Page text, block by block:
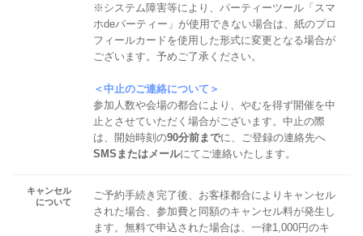
※システム障害等により、パーティーツール「スマ
ホdeパーティー」が使用できない場合は、紙のプロ
フィールカードを使用した形式に変更となる場合が
ございます。予めご了承ください。
＜中止のご連絡について＞
参加人数や会場の都合により、やむを得ず開催を中
止とさせていただく場合がございます。中止の際
は、開始時刻の90分前までに、ご登録の連絡先へ
SMSまたはメールにてご連絡いたします。
キャンセル
について
ご予約手続き完了後、お客様都合によりキャンセル
された場合、参加費と同額のキャンセル料が発生し
ます。無料で申込された場合は、一律1,000円のキ